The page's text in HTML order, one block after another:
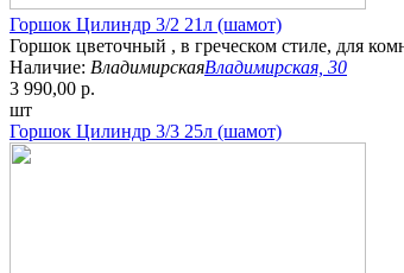
Горшок Цилиндр 3/2 21л (шамот)
Горшок цветочный , в греческом стиле, для
Наличие: ВладимирскаяВладимирская, 30
3 990,00 р.
шт
Горшок Цилиндр 3/3 25л (шамот)